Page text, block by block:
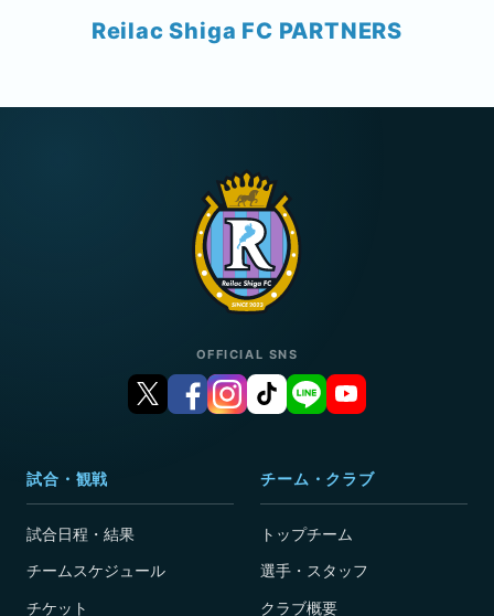
Reilac Shiga FC PARTNERS
OFFICIAL SNS
試合・観戦
試合日程・結果
チームスケジュール
チケット
チーム・クラブ
トップチーム
選手・スタッフ
クラブ概要